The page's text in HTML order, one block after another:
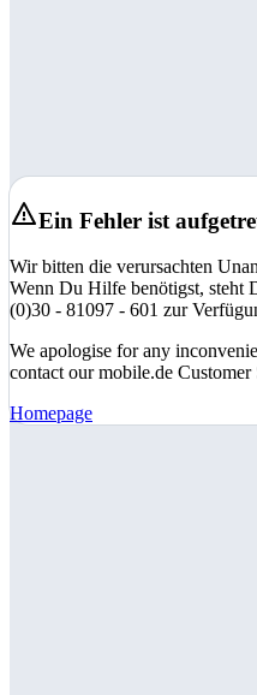
Ein Fehler ist
Wir bitten die verursachten
Wenn Du Hilfe benötigst, steht
(0)30 - 81097 - 601 zur
We apologise for any
contact our mobile.de
Homepage